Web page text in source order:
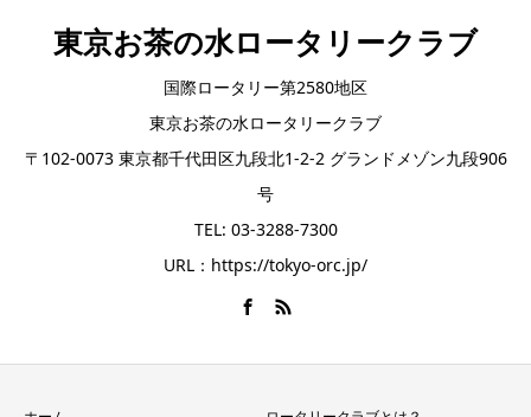
東京お茶の水ロータリークラブ
国際ロータリー第2580地区
東京お茶の水ロータリークラブ
〒102-0073 東京都千代田区九段北1-2-2 グランドメゾン九段906
号
TEL: 03-3288-7300
URL：https://tokyo-orc.jp/